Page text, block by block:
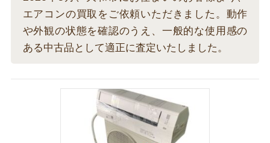
エアコンの買取をご依頼いただきました。動作
や外観の状態を確認のうえ、一般的な使用感の
ある中古品として適正に査定いたしました。